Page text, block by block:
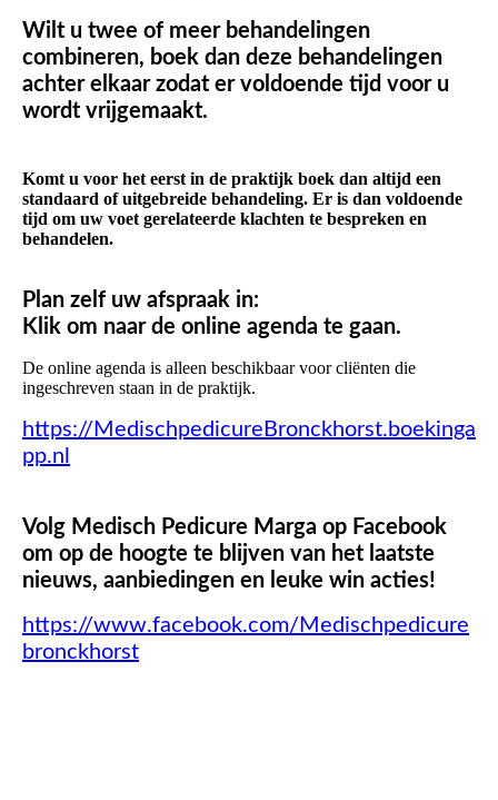
Wilt u twee of meer behandelingen
combineren, boek dan deze behandelingen
achter elkaar zodat er voldoende tijd voor u
wordt vrijgemaakt.
Komt u voor het eerst in de praktijk boek dan altijd een
standaard of uitgebreide behandeling. Er is dan voldoende
tijd om uw voet gerelateerde klachten te bespreken en
behandelen.
Plan zelf uw afspraak in:
Klik om naar de online agenda te gaan.
De online agenda is alleen beschikbaar voor cliënten die
ingeschreven staan in de praktijk.
https://MedischpedicureBronckhorst.boekinga
pp.nl
Volg Medisch Pedicure Marga op Facebook
om op de hoogte te blijven van het laatste
nieuws, aanbiedingen en leuke win acties!
https://www.facebook.com/Medischpedicure
bronckhorst